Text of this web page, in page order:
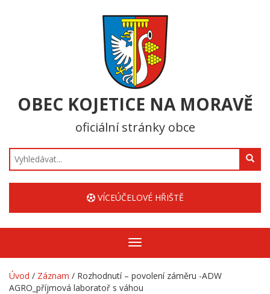
OBEC KOJETICE NA MORAVĚ
oficiální stránky obce
Hledat
VÍCEÚČELOVÉ HŘIŠTĚ
Zobrazit/skrýt
navigaci
Úvod / Záznam / Rozhodnutí – povolení záměru -ADW
AGRO_příjmová laboratoř s váhou